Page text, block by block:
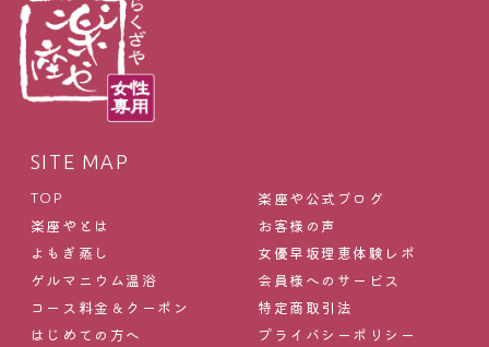
SITE MAP
TOP
楽座やとは
よもぎ蒸し
ゲルマニウム温浴
コース料金＆クーポン
はじめての方へ
楽座や公式ブログ
お客様の声
女優早坂理恵体験レポ
会員様へのサービス
特定商取引法
プライバシーポリシー